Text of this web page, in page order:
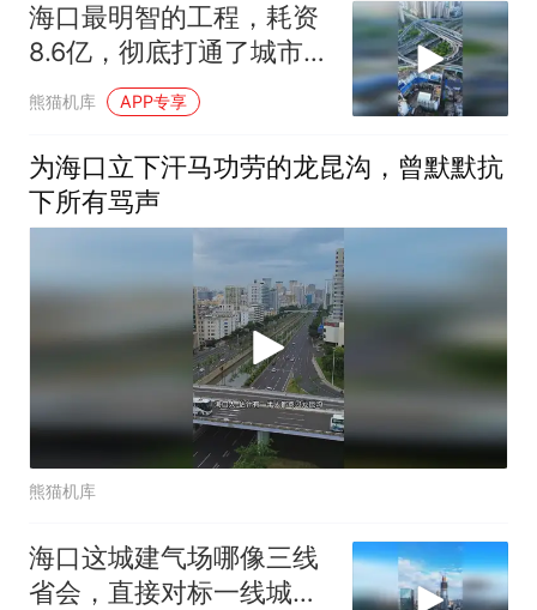
海口最明智的工程，耗资
8.6亿，彻底打通了城市交
通的任督二脉
熊猫机库 APP专享
为海口立下汗马功劳的龙昆沟，曾默默抗
下所有骂声
熊猫机库
海口这城建气场哪像三线
省会，直接对标一线城